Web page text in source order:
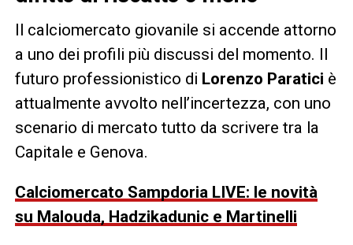
Il calciomercato giovanile si accende attorno
a uno dei profili più discussi del momento. Il
futuro professionistico di Lorenzo Paratici è
attualmente avvolto nell’incertezza, con uno
scenario di mercato tutto da scrivere tra la
Capitale e Genova.
Calciomercato Sampdoria LIVE: le novità
su Malouda, Hadzikadunic e Martinelli